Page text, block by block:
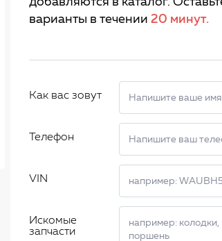
варианты в течении 20 минут.
Как вас зовут
Телефон
VIN
Искомые
запчасти